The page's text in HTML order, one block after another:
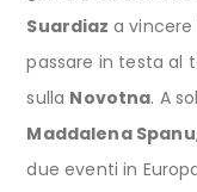
Suardiaz a
passare in testa al
sulla Novotna. A
Maddalena Spanu
due eventi in